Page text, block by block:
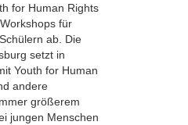
for Human Rights
für
ab. Die
setzt in
Youth for Human
andere
größerem
jungen Menschen